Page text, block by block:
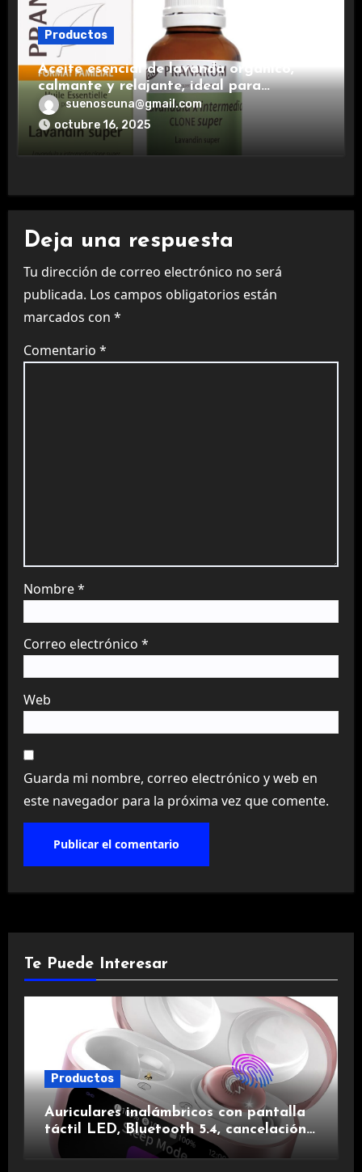
Productos
Aceite esencial de lavanda orgánico,
calmante y relajante, ideal para
aromaterapia.
suenoscuna@gmail.com
octubre 16, 2025
Deja una respuesta
Tu dirección de correo electrónico no será
publicada. Los campos obligatorios están
marcados con *
Comentario *
Nombre*
Correo electrónico *
Web
Guarda mi nombre, correo electrónico y web en
este navegador para la próxima vez que comente.
Te Puede Interesar
Productos
Auriculares inalámbricos con pantalla
táctil LED, Bluetooth 5.4, cancelación
de ruido, impermeables y de larga
duración.